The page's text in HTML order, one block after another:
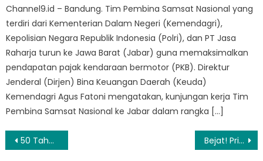
Channel9.id – Bandung. Tim Pembina Samsat Nasional yang
terdiri dari Kementerian Dalam Negeri (Kemendagri),
Kepolisian Negara Republik Indonesia (Polri), dan PT Jasa
Raharja turun ke Jawa Barat (Jabar) guna memaksimalkan
pendapatan pajak kendaraan bermotor (PKB). Direktur
Jenderal (Dirjen) Bina Keuangan Daerah (Keuda)
Kemendagri Agus Fatoni mengatakan, kunjungan kerja Tim
Pembina Samsat Nasional ke Jabar dalam rangka […]
Navigasi
50 Tahun Pasca-perang Vietnam, Peledak Masih Terus Ditemukan Bejat! Pria di Purwokerto Bunuh 7 Bayi Hasil Inses dengan Anak Kandung